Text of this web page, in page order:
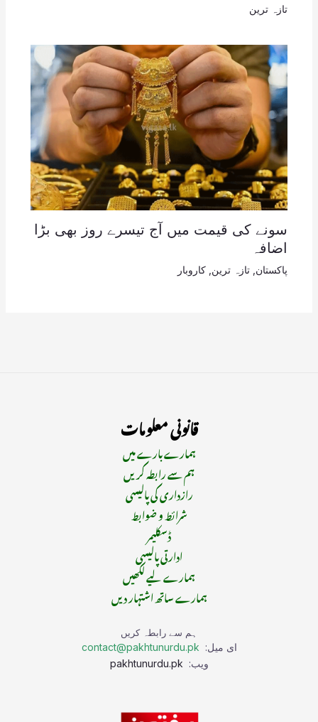
تازہ ترین
سونے کی قیمت میں آج تیسرے روز بھی بڑا
اضافہ
پاکستان تازہ ترین کاروبار
قانونی معلومات
ہمارے بارے میں
ہم سے رابطہ کریں
رازداری کی پالیسی
شرائط و ضوابط
ڈسکلیمر
ادارتی پالیسی
ہمارے لیے لکھیں
ہمارے ساتھ اشتہار دیں
ہم سے رابطہ کریں
ای میل: contact@pakhtunurdu.pk
ویب: